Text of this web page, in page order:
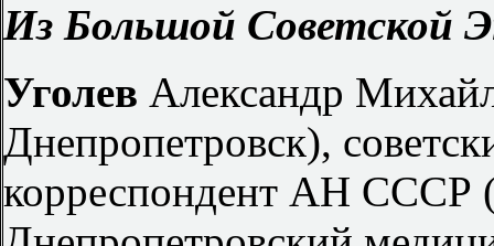
Из Большой Советской
Уголев Александр
Днепропетровск),
корреспондент АН СССР